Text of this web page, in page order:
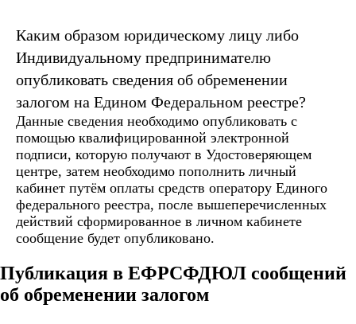
Каким образом юридическому лицу либо
Индивидуальному предпринимателю
опубликовать сведения об обременении
залогом на Едином Федеральном реестре?
Данные сведения необходимо опубликовать с
помощью квалифицированной электронной
подписи, которую получают в Удостоверяющем
центре, затем необходимо пополнить личный
кабинет путём оплаты средств оператору Единого
федерального реестра, после вышеперечисленных
действий сформированное в личном кабинете
сообщение будет опубликовано.
Публикация в ЕФРСФДЮЛ сообщений
об обременении залогом